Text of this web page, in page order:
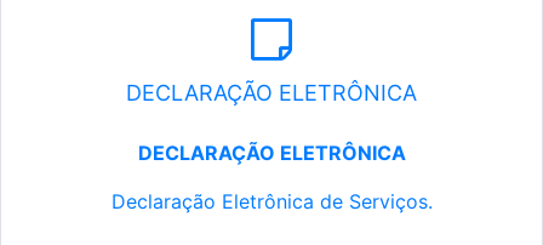
DECLARAÇÃO ELETRÔNICA
DECLARAÇÃO ELETRÔNICA
Declaração Eletrônica de Serviços.